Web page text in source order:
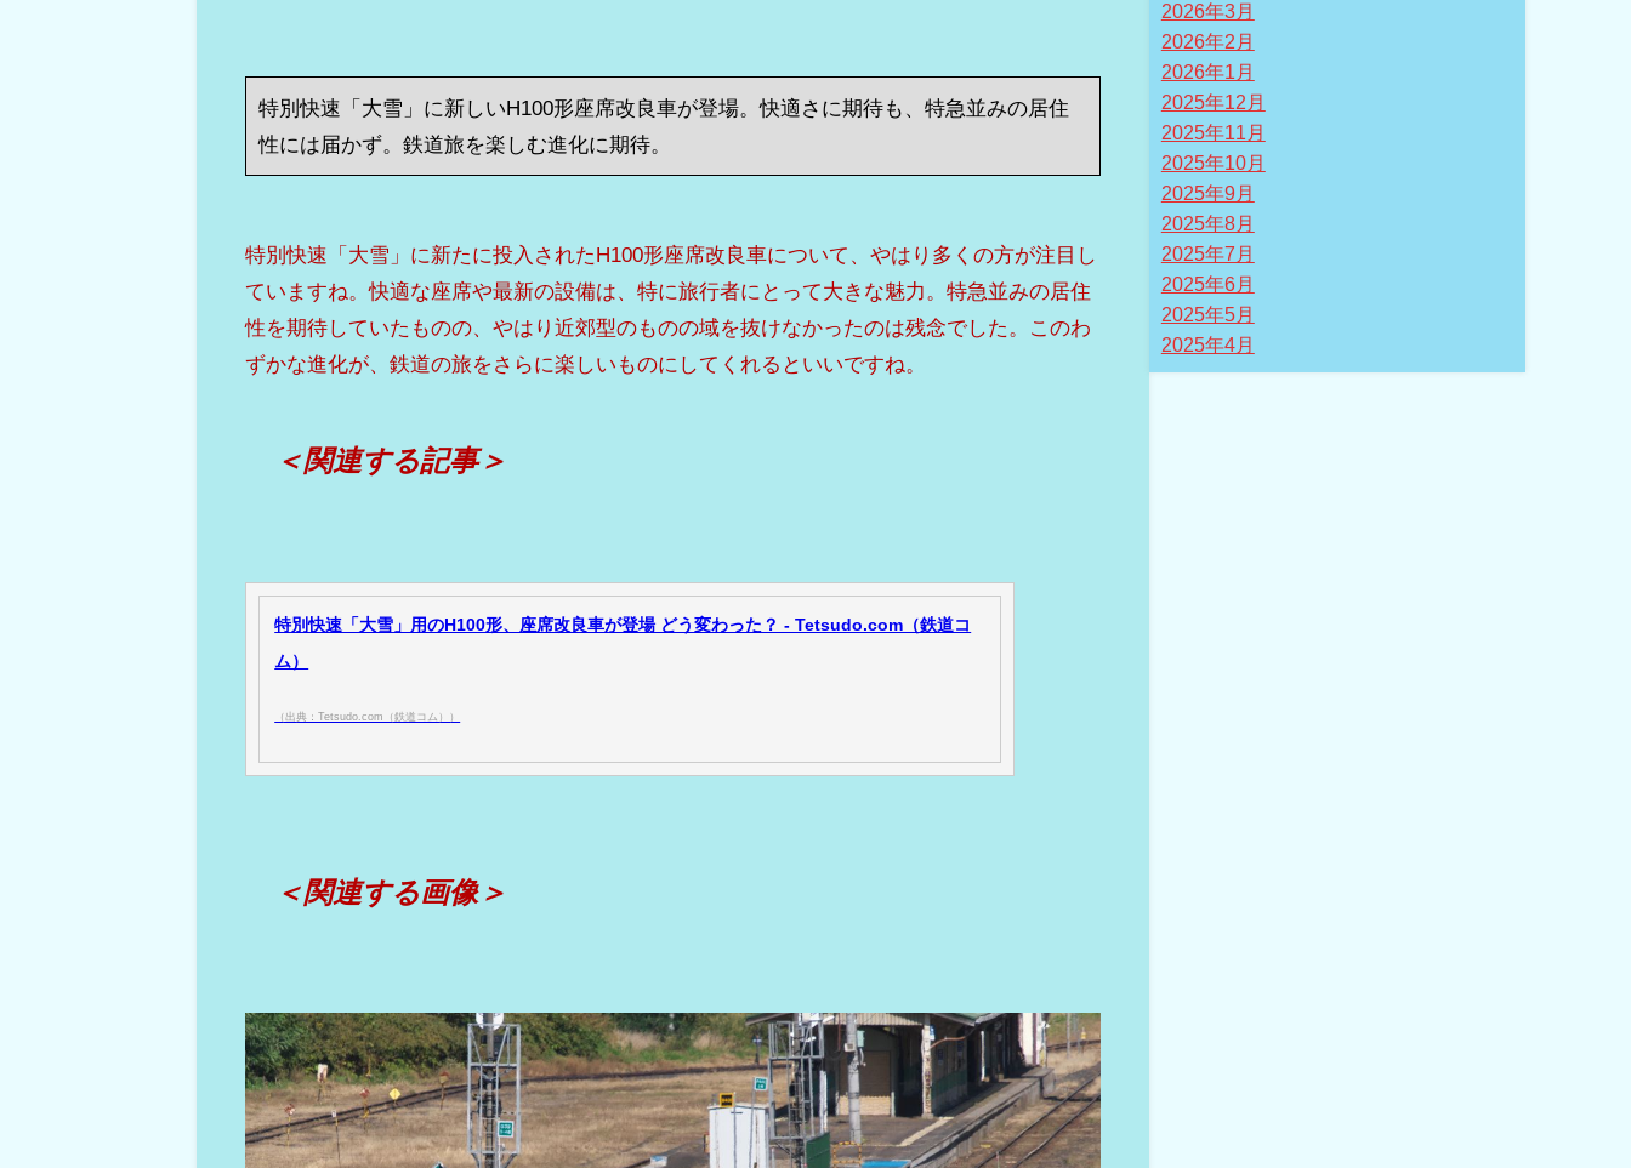
特別快速「大雪」に新しいH100形座席改良車が登場。快適さに期待も、特急並みの居住
性には届かず。鉄道旅を楽しむ進化に期待。
特別快速「大雪」に新たに投入されたH100形座席改良車について、やはり多くの方が注目し
ていますね。快適な座席や最新の設備は、特に旅行者にとって大きな魅力。特急並みの居住
性を期待していたものの、やはり近郊型のものの域を抜けなかったのは残念でした。このわ
ずかな進化が、鉄道の旅をさらに楽しいものにしてくれるといいですね。
＜関連する記事＞
特別快速「大雪」用のH100形、座席改良車が登場 どう変わった？ - Tetsudo.com（鉄道コ
ム）
（出典：Tetsudo.com（鉄道コム））
＜関連する画像＞
2026年3月
2026年2月
2026年1月
2025年12月
2025年11月
2025年10月
2025年9月
2025年8月
2025年7月
2025年6月
2025年5月
2025年4月